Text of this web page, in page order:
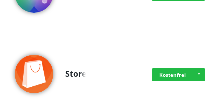
Store Kostenfrei